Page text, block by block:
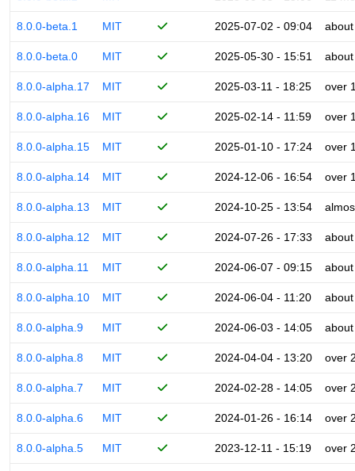
8.0.0-beta.1 MIT 2025-07-02 - 09:04
8.0.0-beta.0 MIT 2025-05-30 - 15:51
8.0.0-alpha.17 MIT 2025-03-11 - 18:25 over
8.0.0-alpha.16 MIT 2025-02-14 - 11:59 over
8.0.0-alpha.15 MIT 2025-01-10 - 17:24 over
8.0.0-alpha.14 MIT 2024-12-06 - 16:54 over
8.0.0-alpha.13 MIT 2024-10-25 - 13:54
8.0.0-alpha.12 MIT 2024-07-26 - 17:33
8.0.0-alpha.11 MIT 2024-06-07 - 09:15
8.0.0-alpha.10 MIT 2024-06-04 - 11:20
8.0.0-alpha.9 MIT 2024-06-03 - 14:05
8.0.0-alpha.8 MIT 2024-04-04 - 13:20 over
8.0.0-alpha.7 MIT 2024-02-28 - 14:05 over
8.0.0-alpha.6 MIT 2024-01-26 - 16:14 over
8.0.0-alpha.5 MIT 2023-12-11 - 15:19 over